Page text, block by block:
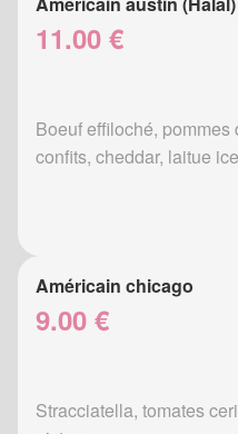
11.00 €
Boeuf effiloché,
confits, cheddar, laitue
Américain chicago
9.00 €
Stracciatella, tomates